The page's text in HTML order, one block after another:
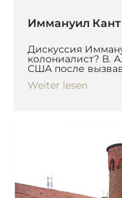
Иммануил Кант
Дискуссия
колониалист? В.
США после
Weiter lesen